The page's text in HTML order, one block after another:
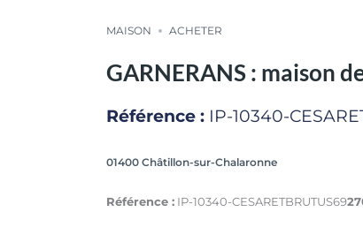
MAISON ACHETER
GARNERANS : maison
Référence : IP-10340-
01400 Châtillon-sur-Chalaronne
Référence : IP-10340-CESARETBRUTUS69